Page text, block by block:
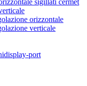
orizzontale
verticale
port